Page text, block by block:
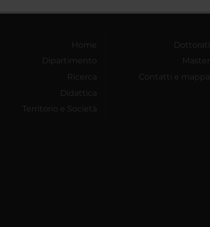
Home
Dipartimento
Ricerca
Didattica
Territorio e Società
Dottorati
Master
Contatti e mappa